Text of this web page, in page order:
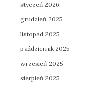
styczeń 2026
grudzień 2025
listopad 2025
październik 2025
wrzesień 2025
sierpień 2025